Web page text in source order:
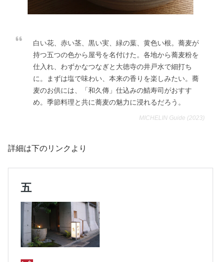
白い花、赤い茎、黒い実、緑の葉、黄色い根。蕎麦が
持つ五つの色から屋号を名付けた。各地から蕎麦粉を
仕入れ、わずかなつなぎと大徳寺の井戸水で細打ち
に。まずは塩で味わい、本来の香りを楽しみたい。蕎
麦のお供には、「和久傳」仕込みの鯖寿司がおすす
め。季節料理と共に蕎麦の魅力に浸れるだろう。
MICHELIN Guide (2023)
詳細は下のリンクより